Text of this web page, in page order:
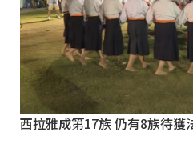
西拉雅成第17族 仍有8族待獲